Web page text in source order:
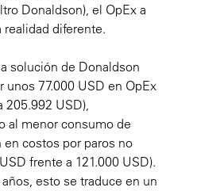
Donaldson), el OpEx a
realidad diferente.
solución de Donaldson
unos 77.000 USD en OpEx
205.992 USD),
al menor consumo de
costos por paros no
frente a 121.000 USD).
esto se traduce en un